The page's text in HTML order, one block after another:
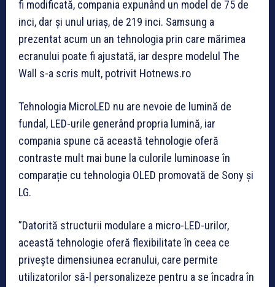
fi modificată, compania expunând un model de 75 de
inci, dar și unul uriaș, de 219 inci. Samsung a
prezentat acum un an tehnologia prin care mărimea
ecranului poate fi ajustată, iar despre modelul The
Wall s-a scris mult, potrivit Hotnews.ro
Tehnologia MicroLED nu are nevoie de lumină de
fundal, LED-urile generând propria lumină, iar
compania spune că această tehnologie oferă
contraste mult mai bune la culorile luminoase în
comparație cu tehnologia OLED promovată de Sony și
LG.
”Datorită structurii modulare a micro-LED-urilor,
această tehnologie oferă flexibilitate în ceea ce
privește dimensiunea ecranului, care permite
utilizatorilor să-l personalizeze pentru a se încadra în